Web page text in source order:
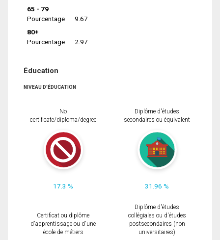
65 - 79
Pourcentage
9.67
80+
Pourcentage
2.97
Éducation
NIVEAU D'ÉDUCATION
No
certificate/diploma/degree
17.3 %
Diplôme d'études
secondaires ou équivalent
31.96 %
Certificat ou diplôme
d'apprentissage ou d'une
école de métiers
Diplôme d'études
collégiales ou d'études
postsecondaires (non
universitaires)